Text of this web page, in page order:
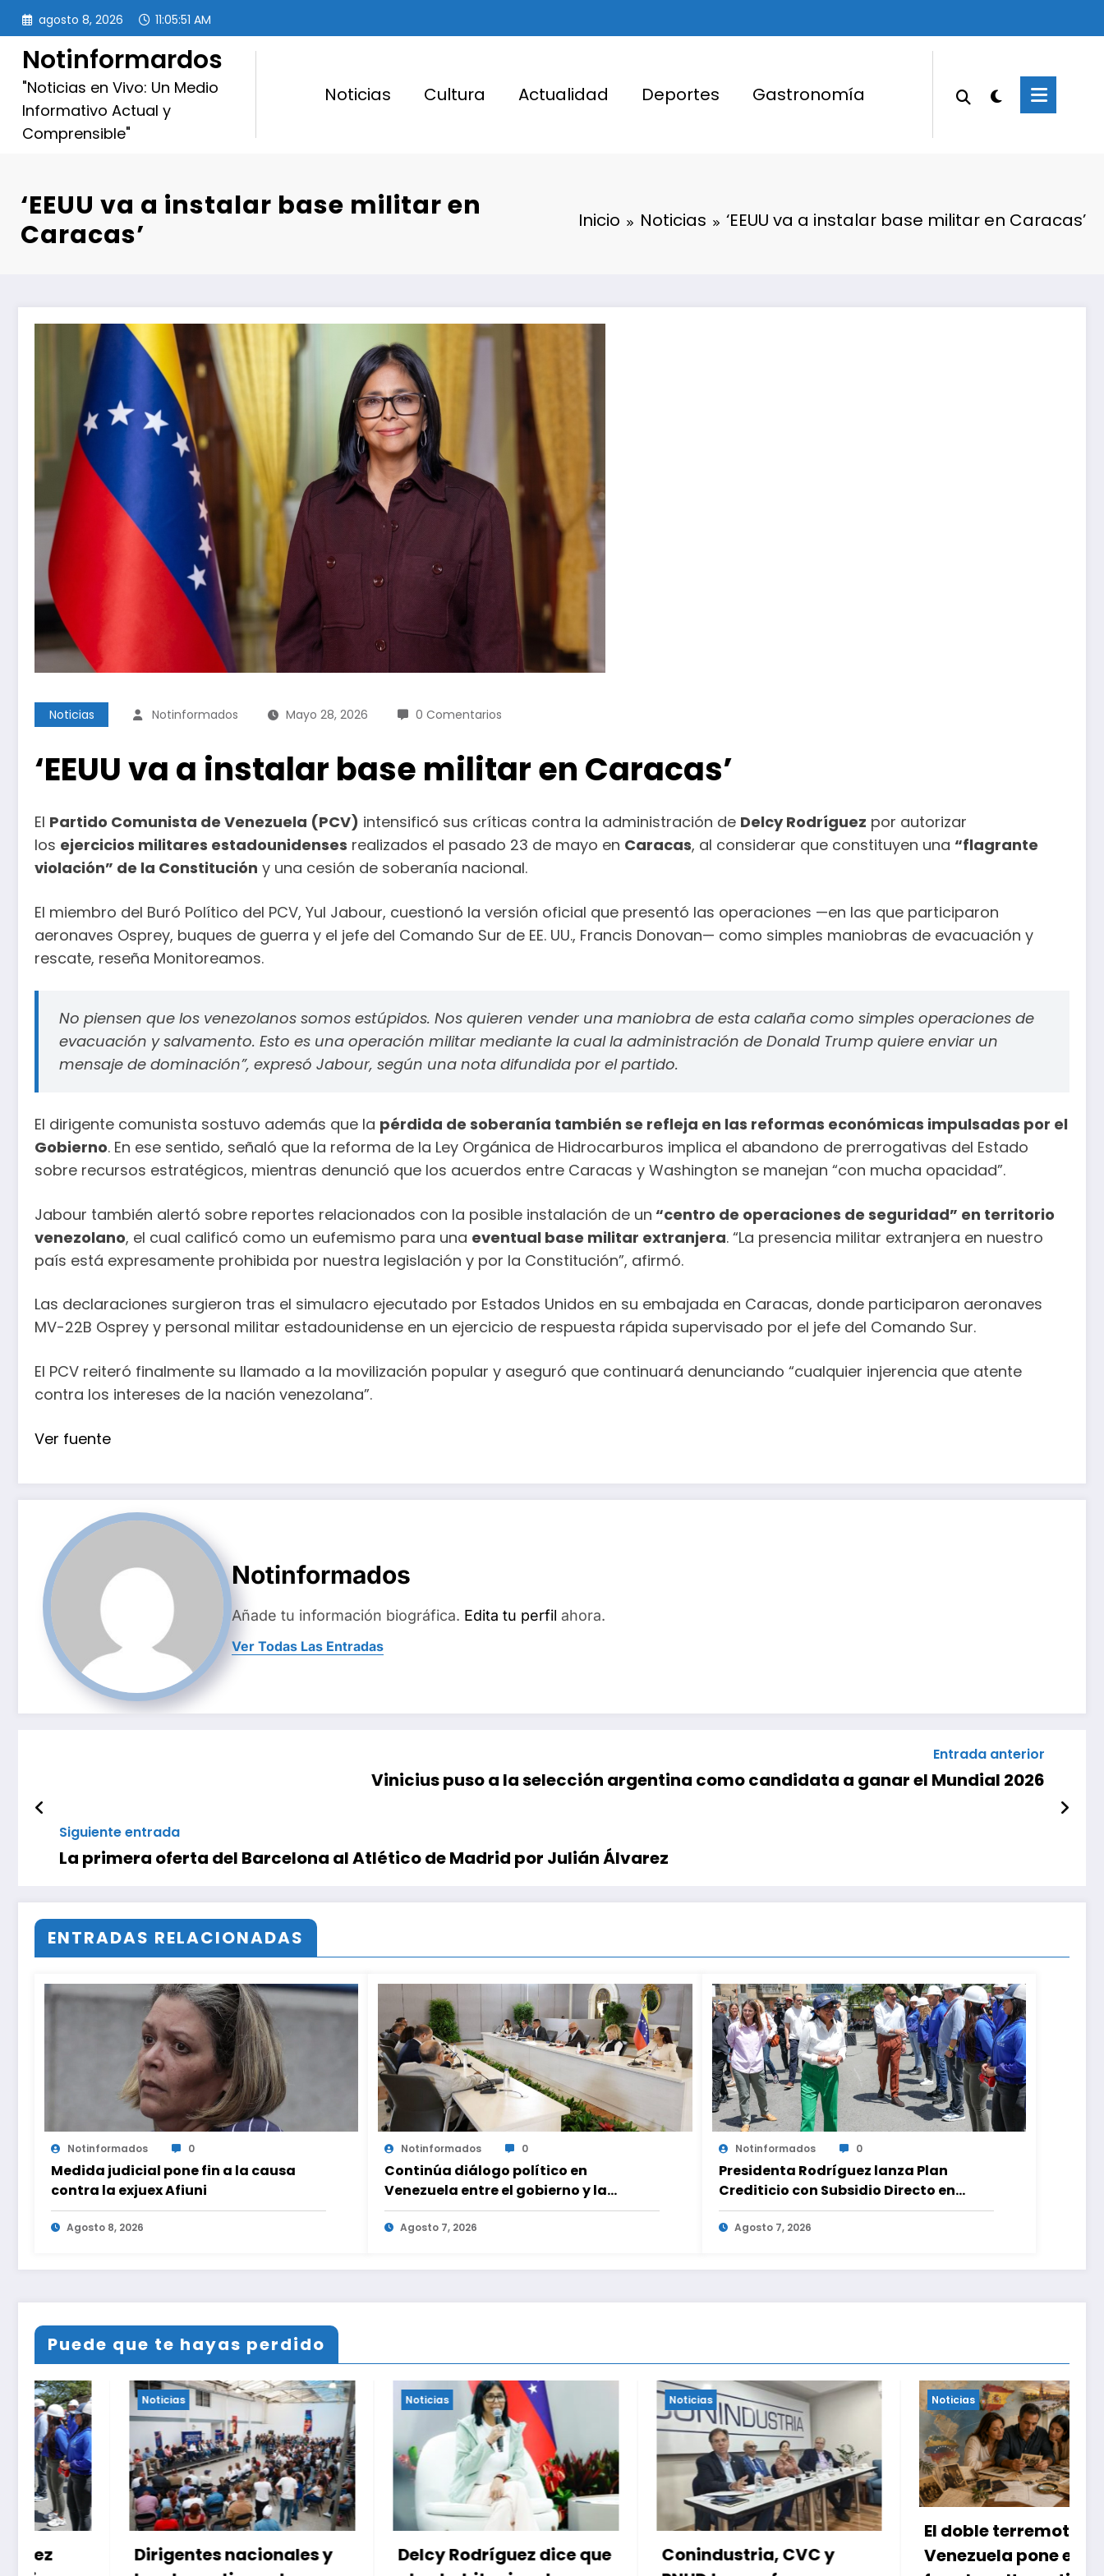
Saltar
contenido
agosto 8, 2026 11:05:53 AM
Notinformardos
"Noticias en Vivo: Un Medio
Informativo Actual y
Comprensible"
Noticias Cultura Actualidad Deportes Gastronomía
‘EEUU va a instalar base militar en
Caracas’
Inicio Noticias ‘EEUU va a instalar base militar en Caracas’
Noticias Notinformados Mayo 28, 2026 0 Comentarios
‘EEUU va a instalar base militar en Caracas’
El Partido Comunista de Venezuela (PCV) intensificó sus críticas contra la administración de Delcy Rodríguez por autorizar
los ejercicios militares estadounidenses realizados el pasado 23 de mayo en Caracas, al considerar que constituyen una “flagrante
violación” de la Constitución y una cesión de soberanía nacional.
El miembro del Buró Político del PCV, Yul Jabour, cuestionó la versión oficial que presentó las operaciones —en las que participaron
aeronaves Osprey, buques de guerra y el jefe del Comando Sur de EE. UU., Francis Donovan— como simples maniobras de evacuación y
rescate, reseña Monitoreamos.
No piensen que los venezolanos somos estúpidos. Nos quieren vender una maniobra de esta calaña como simples operaciones de
evacuación y salvamento. Esto es una operación militar mediante la cual la administración de Donald Trump quiere enviar un
mensaje de dominación”, expresó Jabour, según una nota difundida por el partido.
El dirigente comunista sostuvo además que la pérdida de soberanía también se refleja en las reformas económicas impulsadas por el
Gobierno. En ese sentido, señaló que la reforma de la Ley Orgánica de Hidrocarburos implica el abandono de prerrogativas del Estado
sobre recursos estratégicos, mientras denunció que los acuerdos entre Caracas y Washington se manejan “con mucha opacidad”.
Jabour también alertó sobre reportes relacionados con la posible instalación de un “centro de operaciones de seguridad” en territorio
venezolano, el cual calificó como un eufemismo para una eventual base militar extranjera. “La presencia militar extranjera en nuestro
país está expresamente prohibida por nuestra legislación y por la Constitución”, afirmó.
Las declaraciones surgieron tras el simulacro ejecutado por Estados Unidos en su embajada en Caracas, donde participaron aeronaves
MV-22B Osprey y personal militar estadounidense en un ejercicio de respuesta rápida supervisado por el jefe del Comando Sur.
El PCV reiteró finalmente su llamado a la movilización popular y aseguró que continuará denunciando “cualquier injerencia que atente
contra los intereses de la nación venezolana”.
Ver fuente
Notinformados
Añade tu información biográfica. Edita tu perfil ahora.
Ver Todas Las Entradas
Entrada anterior
Vinicius puso a la selección argentina como candidata a ganar el Mundial 2026
Siguiente entrada
La primera oferta del Barcelona al Atlético de Madrid por Julián Álvarez
ENTRADAS RELACIONADAS
Notinformados 0
Medida judicial pone fin a la causa
contra la exjuex Afiuni
Agosto 8, 2026
Notinformados 0
Continúa diálogo político en
Venezuela entre el gobierno y la
oposición
Agosto 7, 2026
Notinformados 0
Presidenta Rodríguez lanza Plan
Crediticio con Subsidio Directo en
encuentro con Juntas de Condominio
Agosto 7, 2026
Puede que te hayas perdido
Noticias
Dirigentes nacionales y
Noticias
Delcy Rodríguez dice que
Conindustria, CVC y
Noticias
El doble terremoto en
Venezuela pone en el